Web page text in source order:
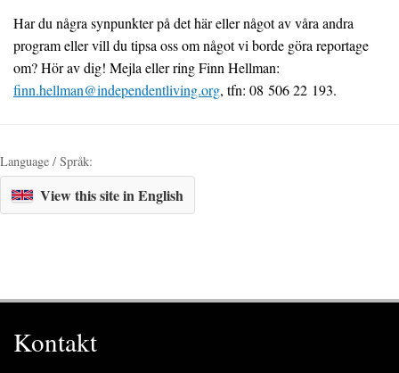
Har du några synpunkter på det här eller något av våra andra
program eller vill du tipsa oss om något vi borde göra reportage
om? Hör av dig! Mejla eller ring Finn Hellman:
finn.hellman@independentliving.org, tfn: 08 506 22 193.
Language / Språk:
View this site in English
Kontakt